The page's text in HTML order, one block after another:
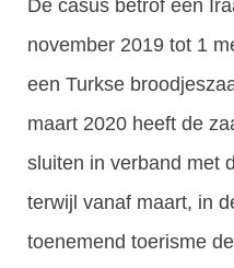
De casus betrof een
november 2019 tot 1
een Turkse
maart 2020 heeft de
sluiten in verband met
terwijl vanaf maart, in
toenemend toerisme